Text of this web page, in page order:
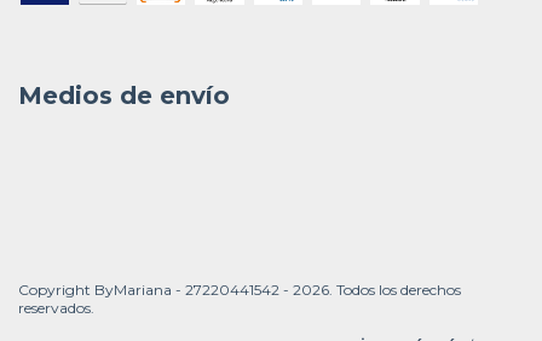
Medios de envío
Copyright ByMariana - 27220441542 - 2026. Todos los derechos
reservados.